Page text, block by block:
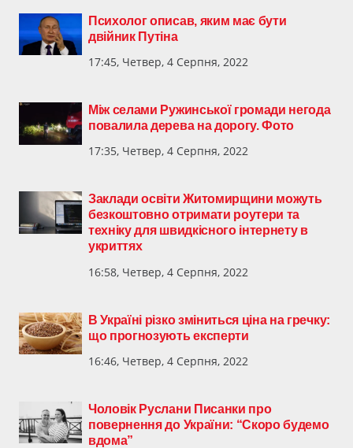
Психолог описав, яким має бути
двійник Путіна
17:45, Четвер, 4 Серпня, 2022
Між селами Ружинської громади негода
повалила дерева на дорогу. Фото
17:35, Четвер, 4 Серпня, 2022
Заклади освіти Житомирщини можуть
безкоштовно отримати роутери та
техніку для швидкісного інтернету в
укриттях
16:58, Четвер, 4 Серпня, 2022
В Україні різко зміниться ціна на гречку:
що прогнозують експерти
16:46, Четвер, 4 Серпня, 2022
Чоловік Руслани Писанки про
повернення до України: “Скоро будемо
вдома”